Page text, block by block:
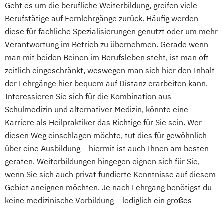
Geht es um die berufliche Weiterbildung, greifen viele
Berufstätige auf Fernlehrgänge zurück. Häufig werden
diese für fachliche Spezialisierungen genutzt oder um mehr
Verantwortung im Betrieb zu übernehmen. Gerade wenn
man mit beiden Beinen im Berufsleben steht, ist man oft
zeitlich eingeschränkt, weswegen man sich hier den Inhalt
der Lehrgänge hier bequem auf Distanz erarbeiten kann.
Interessieren Sie sich für die Kombination aus
Schulmedizin und alternativer Medizin, könnte eine
Karriere als Heilpraktiker das Richtige für Sie sein. Wer
diesen Weg einschlagen möchte, tut dies für gewöhnlich
über eine Ausbildung – hiermit ist auch Ihnen am besten
geraten. Weiterbildungen hingegen eignen sich für Sie,
wenn Sie sich auch privat fundierte Kenntnisse auf diesem
Gebiet aneignen möchten. Je nach Lehrgang benötigst du
keine medizinische Vorbildung – lediglich ein großes